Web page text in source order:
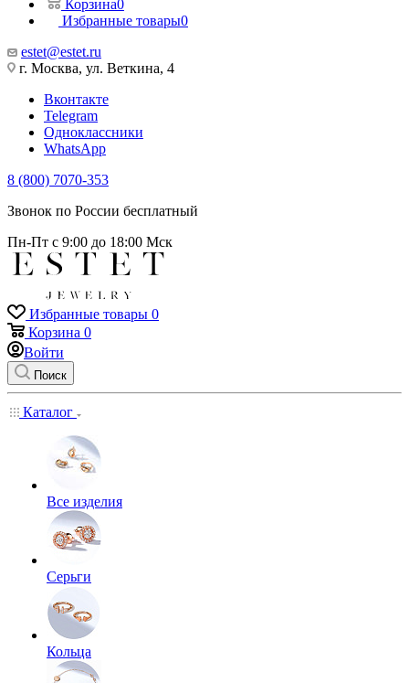
Корзина0
Избранные товары0
estet@estet.ru
г. Москва, ул. Веткина, 4
Вконтакте
Telegram
Одноклассники
WhatsApp
8 (800) 7070-353
Звонок по России бесплатный
Пн-Пт с 9:00 до 18:00 Мск
Избранные товары 0
Корзина 0
Войти
Поиск
Каталог
Все изделия
Серьги
Кольца